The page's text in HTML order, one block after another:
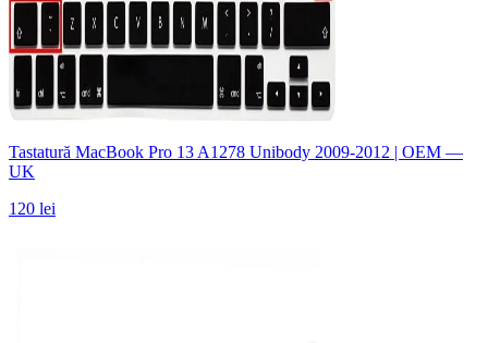
Tastatură MacBook Pro 13 A1278 Unibody 2009-2012 | OEM —
UK
120 lei